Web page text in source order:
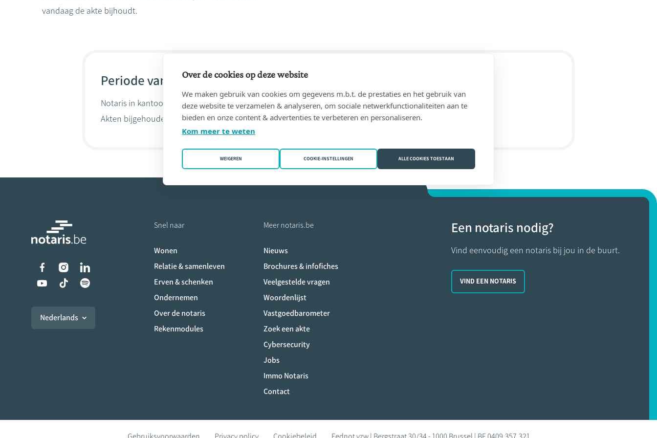
vandaag de akte bijhoudt.
Periode van 07/10/2013 tot heden
Notaris in kantoor ROMAIN Nicolas(6150 Anderlues)
Akten bijgehouden doorNicolas Romain
Liens vers les réseaux sociaux
Nederlands
Snel naar
Wonen
Relatie & samenleven
Erven & schenken
Ondernemen
Over de notaris
Rekenmodules
Meer notaris.be
Nieuws
Brochures & infofiches
Veelgestelde vragen
Woordenlijst
Vastgoedbarometer
Zoek een akte
Cybersecurity
Jobs
Immo Notaris
Contact
Een notaris nodig?
Vind eenvoudig een notaris bij jou in de buurt.
VIND EEN NOTARIS
Over de cookies op deze website
We maken gebruik van cookies om gegevens m.b.t. de prestaties en het gebruik van
deze website te verzamelen & analyseren, om sociale netwerkfunctionaliteiten aan te
bieden en onze content & advertenties te verbeteren en personaliseren.
Kom meer te weten
WEIGEREN COOKIE-INSTELLINGEN ALLE COOKIES TOESTAAN